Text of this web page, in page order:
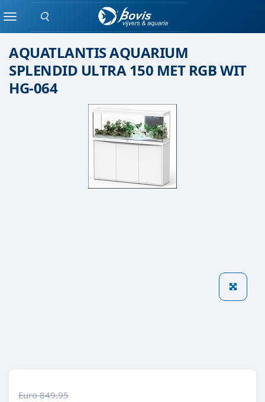
Zoeken
MenuAquatlantis
AQUATLANTIS AQUARIUM
SPLENDID ULTRA 150 MET RGB WIT
HG-064
Euro 849.95